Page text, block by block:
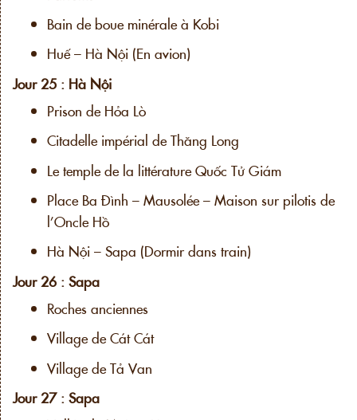
Bain de boue minérale à Kobi
Huế – Hà Nội (En avion)
Jour 25 : Hà Nội
Prison de Hỏa Lò
Citadelle impérial de Thăng Long
Le temple de la littérature Quốc Tử Giám
Place Ba Đình – Mausolée – Maison sur pilotis de
l’Oncle Hồ
Hà Nội – Sapa (Dormir dans train)
Jour 26 : Sapa
Roches anciennes
Village de Cát Cát
Village de Tả Van
Jour 27 : Sapa